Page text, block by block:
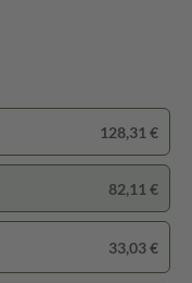
128,31 €
82,11 €
33,03 €